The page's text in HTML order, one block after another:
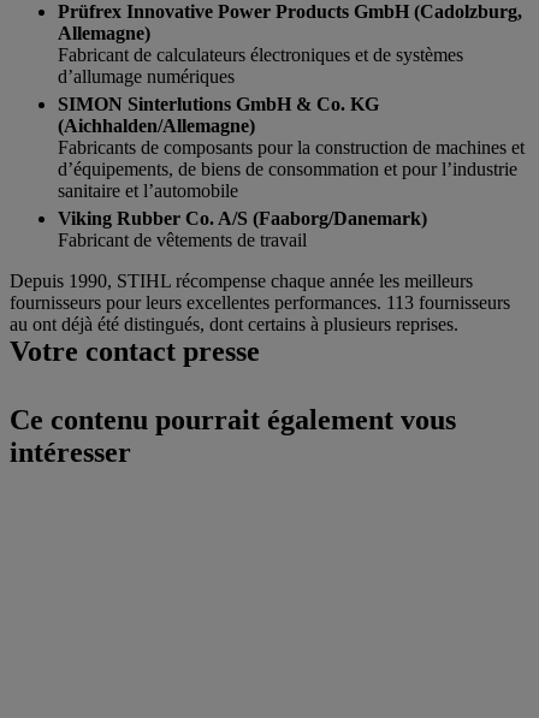
Prüfrex Innovative Power Products GmbH (Cadolzburg,
Allemagne)
Fabricant de calculateurs électroniques et de systèmes
d’allumage numériques
SIMON Sinterlutions GmbH & Co. KG
(Aichhalden/Allemagne)
Fabricants de composants pour la construction de machines et
d’équipements, de biens de consommation et pour l’industrie
sanitaire et l’automobile
Viking Rubber Co. A/S (Faaborg/Danemark)
Fabricant de vêtements de travail
Depuis 1990, STIHL récompense chaque année les meilleurs
fournisseurs pour leurs excellentes performances. 113 fournisseurs
au ont déjà été distingués, dont certains à plusieurs reprises.
Votre contact presse
Ce contenu pourrait également vous
intéresser